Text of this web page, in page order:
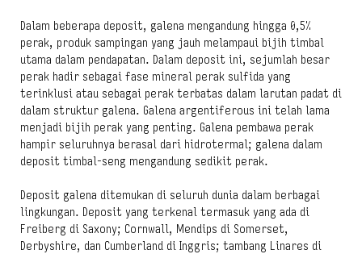
Dalam beberapa deposit, galena mengandung hingga 0,5%
perak, produk sampingan yang jauh melampaui bijih timbal
utama dalam pendapatan. Dalam deposit ini, sejumlah besar
perak hadir sebagai fase mineral perak sulfida yang
terinklusi atau sebagai perak terbatas dalam larutan padat di
dalam struktur galena. Galena argentiferous ini telah lama
menjadi bijih perak yang penting. Galena pembawa perak
hampir seluruhnya berasal dari hidrotermal; galena dalam
deposit timbal-seng mengandung sedikit perak.
Deposit galena ditemukan di seluruh dunia dalam berbagai
lingkungan. Deposit yang terkenal termasuk yang ada di
Freiberg di Saxony; Cornwall, Mendips di Somerset,
Derbyshire, dan Cumberland di Inggris; tambang Linares di